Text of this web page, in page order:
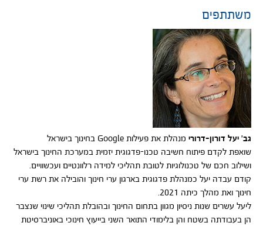
משתתפים
גב' יעל דורון-דרורי מנהלת את פעילות Google בחינוך בישראל
שואפת לקדם פיתוח חשיבה טכנו-פדגוגית יזמית במערכת החינוך בישראל
ושילוב חכם של טכנולוגיות לטובת תהליכי למידה רלוונטיים ועכשוויים.
קודם עבדה יעל כמנהלת פדגוגית בארגון ערי חינוך והובילה את רשת ערי
חינוך ואת מהלך כיתה 2021.
ליעל עשרים שנות ניסיון מגוון בתחום החינוך ובהובלת תהליכי שינוי שנצבר
הן בעבודתה בשטח והן בלימודי התואר השני בייעוץ חינוכי באוניברסיטת